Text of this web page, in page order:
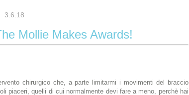
3.6.18
Mollie Makes Awards!
chirurgico che, a parte limitarmi i movimenti del braccio
piaceri, quelli di cui normalmente devi fare a meno, perchè hai